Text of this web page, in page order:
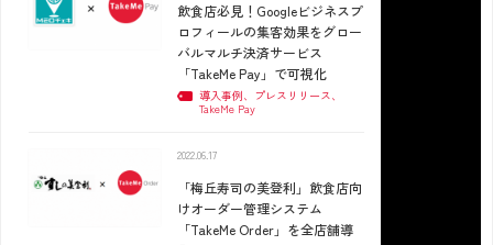
飲食店必見！Googleビジネスプ
ロフィールの集客効果をグロー
バルマルチ決済サービス
「TakeMe Pay」で可視化
導入事例、プレスリリース、
TakeMe Pay
2022.06.17
「梅丘寿司の美登利」飲食店向
けオーダー管理システム
「TakeMe Order」を全店舗導